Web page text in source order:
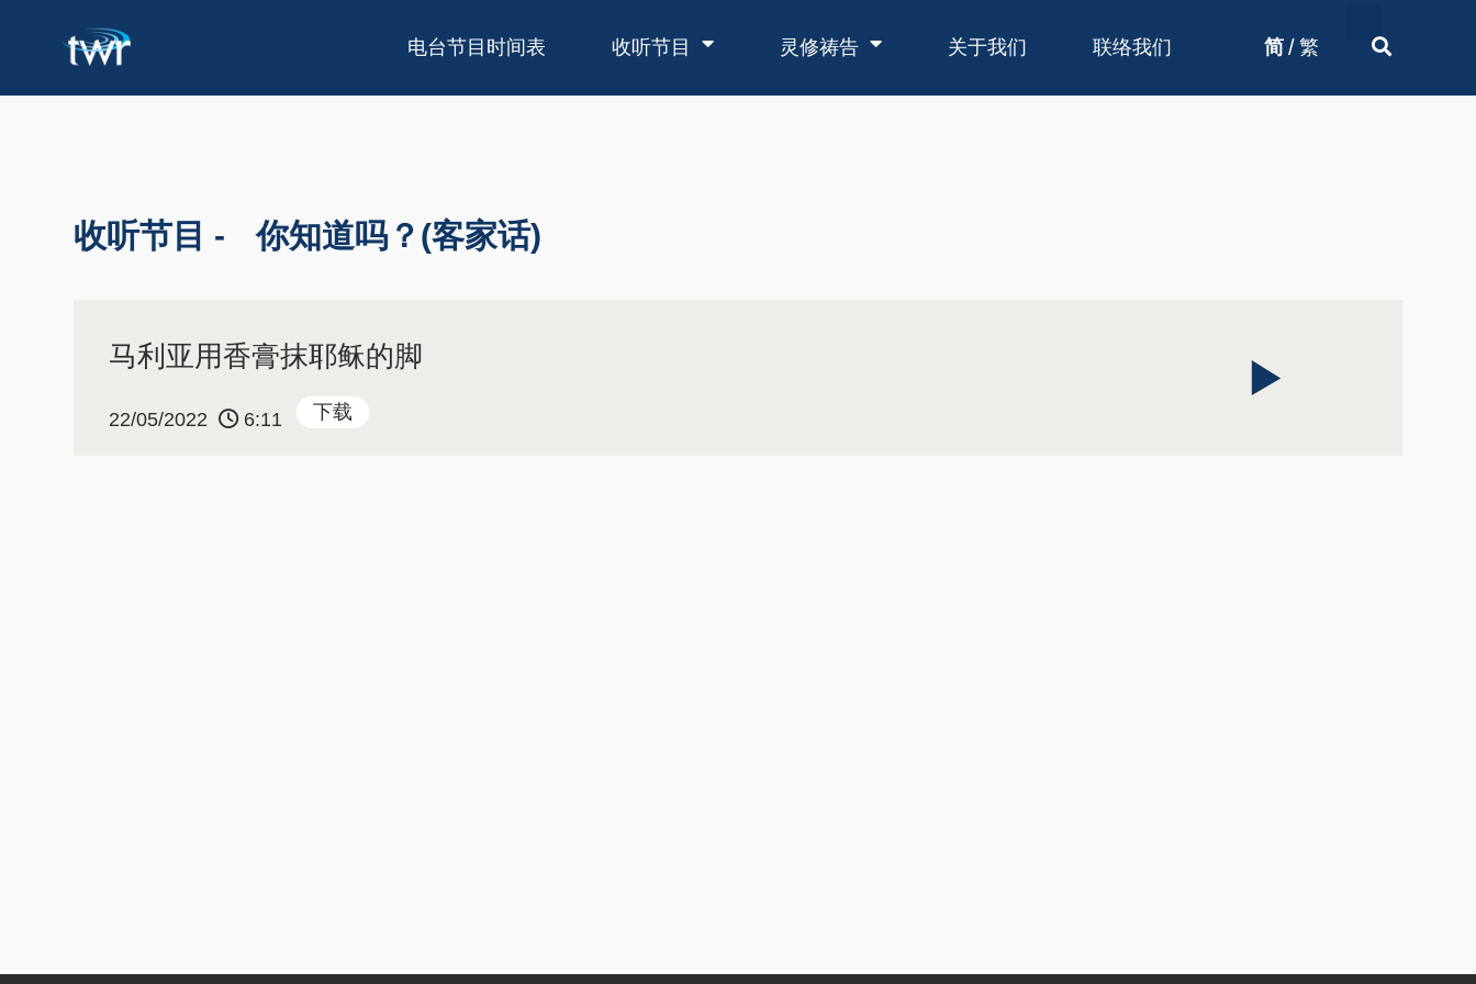
电台节目时间表 收听节目 灵修祷告 关于我们 联络我们 简 / 繁
收听节目 - 你知道吗？(客家话)
马利亚用香膏抹耶稣的脚
22/05/2022 6:11 下载